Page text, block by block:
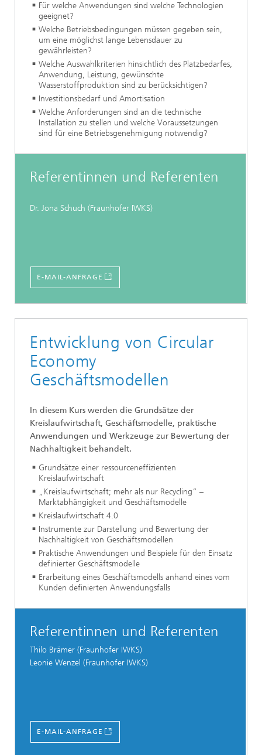
Für welche Anwendungen sind welche Technologien
geeignet?
Welche Betriebsbedingungen müssen gegeben sein,
um eine möglichst lange Lebensdauer zu
gewährleisten?
Welche Auswahlkriterien hinsichtlich des Platzbedarfes,
Anwendung, Leistung, gewünschte
Wasserstoffproduktion sind zu berücksichtigen?
Investitionsbedarf und Amortisation
Welche Anforderungen sind an die technische
Installation zu stellen und welche Voraussetzungen
sind für eine Betriebsgenehmigung notwendig?
Referentinnen und Referenten
Dr. Jona Schuch (Fraunhofer IWKS)
E-MAIL-ANFRAGE
Entwicklung von Circular
Economy
Geschäftsmodellen
In diesem Kurs werden die Grundsätze der
Kreislaufwirtschaft, Geschäftsmodelle, praktische
Anwendungen und Werkzeuge zur Bewertung der
Nachhaltigkeit behandelt.
Grundsätze einer ressourceneffizienten
Kreislaufwirtschaft
„Kreislaufwirtschaft; mehr als nur Recycling“ –
Marktabhängigkeit und Geschäftsmodelle
Kreislaufwirtschaft 4.0
Instrumente zur Darstellung und Bewertung der
Nachhaltigkeit von Geschäftsmodellen
Praktische Anwendungen und Beispiele für den Einsatz
definierter Geschäftsmodelle
Erarbeitung eines Geschäftsmodells anhand eines vom
Kunden definierten Anwendungsfalls
Referentinnen und Referenten
Thilo Brämer (Fraunhofer IWKS)
Leonie Wenzel (Fraunhofer IWKS)
E-MAIL-ANFRAGE